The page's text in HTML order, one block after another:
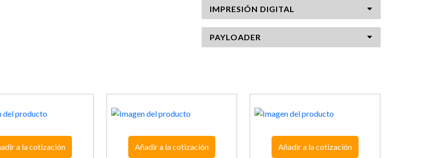
IMPRESIÓN DIGITAL
PAYLOADER
a la cotización Añadir a la cotización Añadir a la cotización